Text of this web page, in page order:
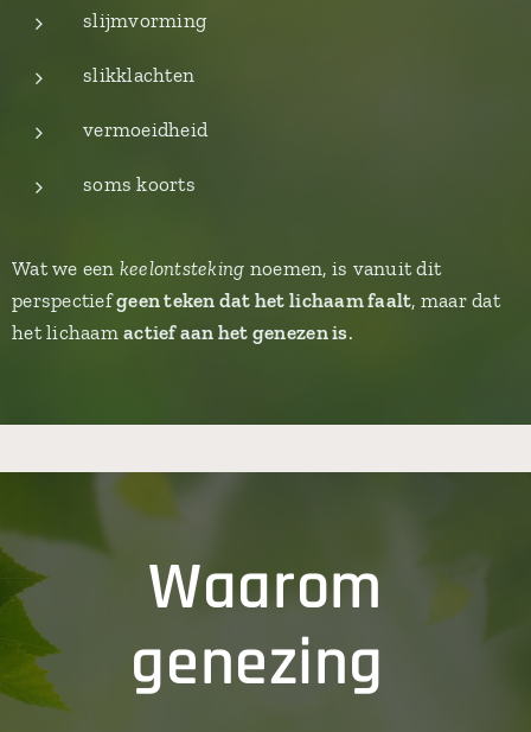
slijmvorming
slikklachten
vermoeidheid
soms koorts
Wat we een keelontsteking noemen, is vanuit dit
perspectiefgeen teken dat het lichaam faalt, maar dat
het lichaamactief aan het genezen is.
Waarom
genezing